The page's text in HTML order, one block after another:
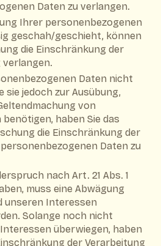
Daten zu verlangen.
Ihrer personenbezogenen
geschah/geschieht, können
die Einschränkung der
Daten nicht
sie jedoch zur Ausübung,
von
haben Sie das
die Einschränkung der
Daten zu
nach Art. 21 Abs. 1
muss eine Abwägung
unseren Interessen
Solange noch nicht
überwiegen, haben
der Verarbeitung